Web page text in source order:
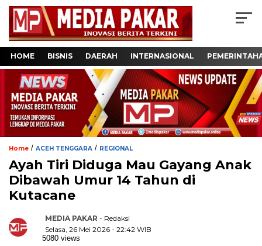
HOME BISNIS DAERAH INTERNASIONAL
Home / ACEH TENGGARA / REGIONAL
Ayah Tiri Diduga Mau Gayang Anak
Dibawah Umur 14 Tahun di
Kutacane
MEDIA PAKAR - Redaksi
Selasa, 26 Mei 2026 - 22:42 WIB
5080 views